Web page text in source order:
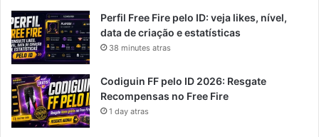
Perfil Free Fire pelo ID: veja likes, nível,
data de criação e estatísticas
38 minutes atras
Codiguin FF pelo ID 2026: Resgate
Recompensas no Free Fire
1 day atras